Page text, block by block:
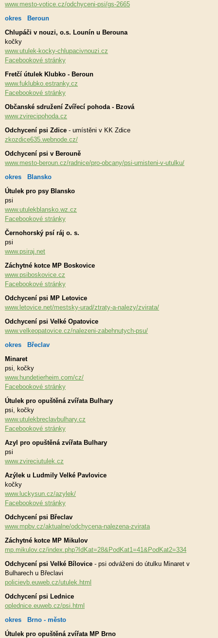
www.mesto-votice.cz/odchyceni-psi/gs-2665
okres Beroun
Chlupáči v nouzi, o.s. Lounín u Berouna
kočky
www.utulek-kocky-chlupacivnouzi.cz
Facebookové stránky
Fretčí útulek Klubko - Beroun
www.fuklubko.estranky.cz
Facebookové stránky
Občanské sdružení Zvířecí pohoda - Bzová
www.zvirecipohoda.cz
Odchycení psi Zdice - umístěni v KK Zdice
zkozdice635.webnode.cz/
Odchycení psi v Berouně
www.mesto-beroun.cz/radnice/pro-obcany/psi-umisteni-v-utulku/
okres Blansko
Útulek pro psy Blansko
psi
www.utulekblansko.wz.cz
Facebookové stránky
Černohorský psí ráj o. s.
psi
www.psiraj.net
Záchytné kotce MP Boskovice
www.psiboskovice.cz
Facebookové stránky
Odchycení psi MP Letovice
www.letovice.net/mestsky-urad/ztraty-a-nalezy/zvirata/
Odchycení psi Velké Opatovice
www.velkeopatovice.cz/nalezeni-zabehnutych-psu/
okres Břeclav
Minaret
psi, kočky
www.hundetierheim.com/cz/
Facebookové stránky
Útulek pro opuštěná zvířata Bulhary
psi, kočky
www.utulekbreclavbulhary.cz
Facebookové stránky
Azyl pro opuštěná zvířata Bulhary
psi
www.zvireciutulek.cz
Azýlek u Ludmily Velké Pavlovice
kočky
www.luckysun.cz/azylek/
Facebookové stránky
Odchycení psi Břeclav
www.mpbv.cz/aktualne/odchycena-nalezena-zvirata
Záchytné kotce MP Mikulov
mp.mikulov.cz/index.php?IdKat=28&PodKat1=41&PodKat2=334
Odchycení psi Velké Bílovice - psi odváženi do útulku Minaret v
Bulharech u Břeclavi
policievb.euweb.cz/utulek.html
Odchycení psi Lednice
oplednice.euweb.cz/psi.html
okres Brno - město
Útulek pro opuštěná zvířata MP Brno